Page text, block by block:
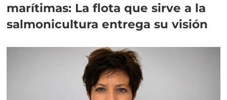
marítimas: La flota que sirve a la
salmonicultura entrega su visión